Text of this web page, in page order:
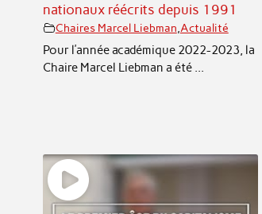
nationaux réécrits depuis 1991
Chaires Marcel Liebman Actualité
Pour l’année académique 2022-2023, la
Chaire Marcel Liebman a été ...